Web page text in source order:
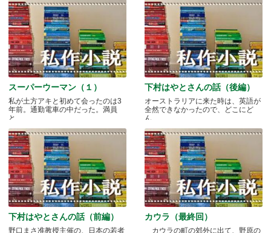
スーパーウーマン（１）
私が土方アキと初めて会ったのは3
年前。通勤電車の中だった。満員
と.....
下村はやとさんの話（後編）
オーストラリアに来た時は、英語が
全然できなかったので、どこにど
ん.....
下村はやとさんの話（前編）
野口まさ准教授主催の、日本の若者
カウラ（最終回）
カウラの町の郊外に出て、野原の